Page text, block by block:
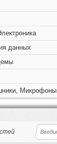
данных
Микрофоны